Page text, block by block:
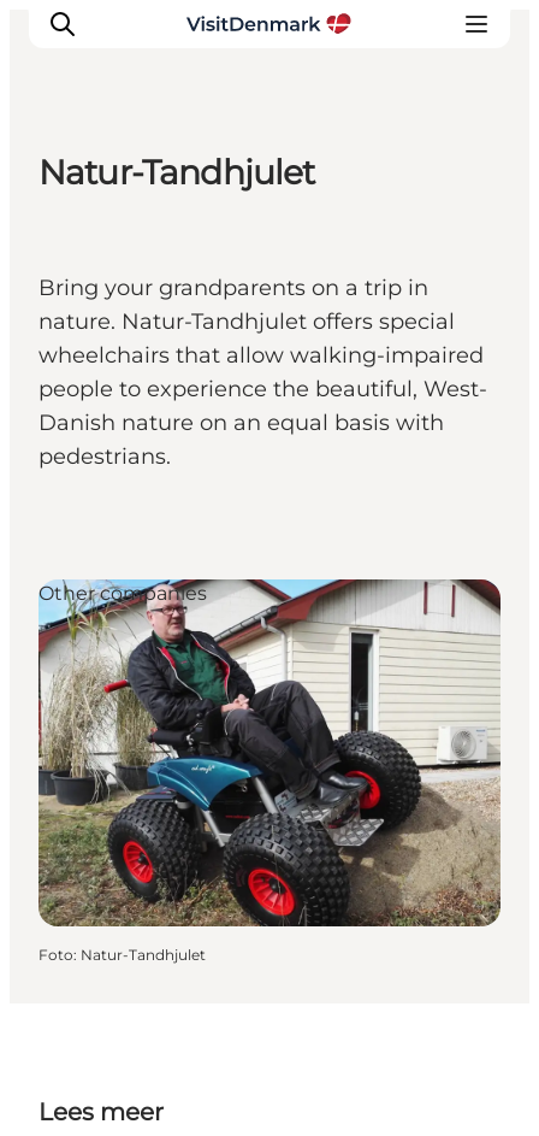
Wat te doen
Accommodaties
Plan je reis
Natur-Tandhjulet
Bring your grandparents on a trip in
nature. Natur-Tandhjulet offers special
wheelchairs that allow walking-impaired
people to experience the beautiful, West-
Danish nature on an equal basis with
pedestrians.
Other companies
Foto: Natur-Tandhjulet
Lees meer